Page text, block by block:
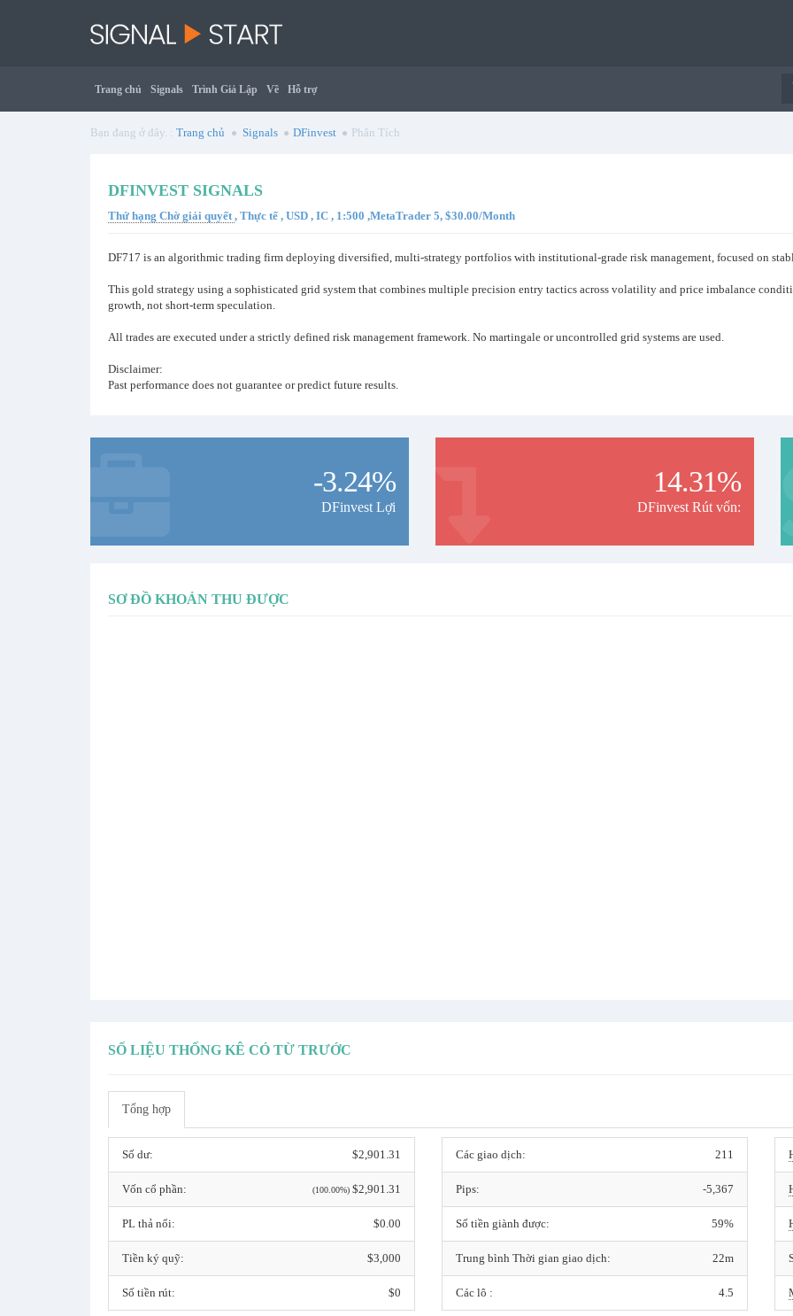
Trang chủ Signals Trình Giả Lập Về Hỗ trợ
Bạn đang ở đây. : Trang chủ Signals DFinvest Phân Tích
DFINVEST SIGNALS
Thứ hạng Chờ giải quyết, Thực tế , USD , IC , 1:500 ,MetaTrader 5, $30.00/Month
DF717 is an algorithmic trading firm deploying diversified, multi-strategy portfolios with institutional-grade risk management, focused on
This gold strategy using a sophisticated grid system that combines multiple precision entry tactics across volatility and price imbalance
growth, not short-term speculation.
All trades are executed under a strictly defined risk management framework. No martingale or uncontrolled grid systems are used.
Disclaimer:
Past performance does not guarantee or predict future results.
-3.24%
DFinvest Lợi
14.31%
DFinvest Rút vốn:
SƠ ĐỒ KHOẢN THU ĐƯỢC
SỐ LIỆU THỐNG KÊ CÓ TỪ TRƯỚC
Tổng hợp
Số dư: $2,901.31
Vốn cổ phần: (100.00%)$2,901.31
PL thả nổi: $0.00
Tiền ký quỹ: $3,000
Số tiền rút: $0
Các giao dịch: 211
Pips: -5,367
Số tiền giành được: 59%
Trung bình Thời gian giao dịch: 22m
Các lô : 4.5